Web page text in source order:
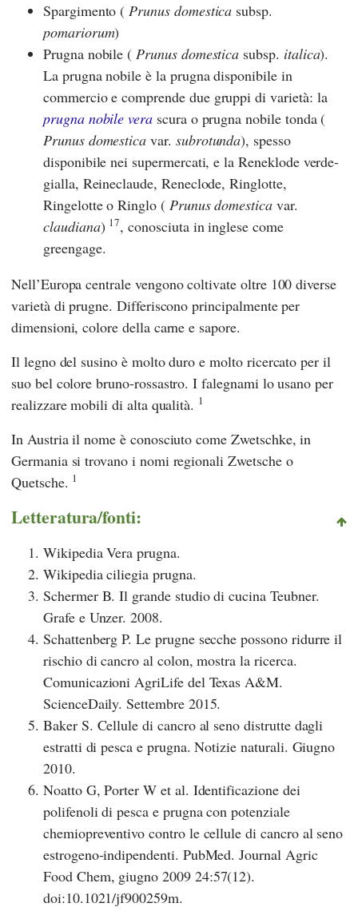
Spargimento (Prunus domestica subsp.
pomariorum)
Prugna nobile (Prunus domestica subsp. italica).
La prugna nobile è la prugna disponibile in
commercio e comprende due gruppi di varietà: la
prugna nobile vera scura o prugna nobile tonda (
Prunus domestica var. subrotunda), spesso
disponibile nei supermercati, e la Reneklode verde-
gialla, Reineclaude, Reneclode, Ringlotte,
Ringelotte o Ringlo ( Prunus domesticavar.
claudiana) 17, conosciuta in inglese come
greengage.
Nell’Europa centrale vengono coltivate oltre 100 diverse
varietà di prugne. Differiscono principalmente per
dimensioni, colore della carne e sapore.
Il legno del susino è molto duro e molto ricercato per il
suo bel colore bruno-rossastro. I falegnami lo usano per
realizzare mobili di alta qualità. 1
In Austria il nome è conosciuto come Zwetschke, in
Germania si trovano i nomi regionali Zwetsche o
Quetsche. 1
Letteratura/fonti:
Wikipedia Vera prugna.
Wikipedia ciliegia prugna.
Schermer B. Il grande studio di cucina Teubner.
Grafe e Unzer. 2008.
Schattenberg P. Le prugne secche possono ridurre il
rischio di cancro al colon, mostra la ricerca.
Comunicazioni AgriLife del Texas A&M.
ScienceDaily. Settembre 2015.
Baker S. Cellule di cancro al seno distrutte dagli
estratti di pesca e prugna. Notizie naturali. Giugno
2010.
Noatto G, Porter W et al. Identificazione dei
polifenoli di pesca e prugna con potenziale
chemiopreventivo contro le cellule di cancro al seno
estrogeno-indipendenti. PubMed. Journal Agric
Food Chem, giugno 2009 24:57(12).
doi:10.1021/jf900259m.